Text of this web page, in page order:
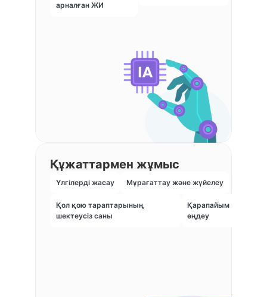
арналған ЖИ
Құжаттармен жұмыс
Үлгілерді жасау Мұрағаттау және жүйелеу
Қол қою тараптарының
шектеусіз саны
Қарапайым
өңдеу